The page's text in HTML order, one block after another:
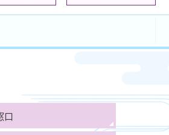
口